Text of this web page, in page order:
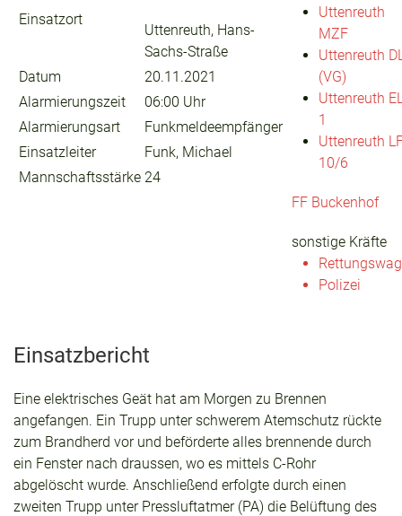
Einsatzort
Uttenreuth, Hans-
Sachs-Straße
Datum
20.11.2021
Alarmierungszeit
06:00 Uhr
Alarmierungsart
Funkmeldeempfänger
Einsatzleiter
Funk, Michael
Mannschaftsstärke 24
Uttenreuth
MZF
Uttenreuth
(VG)
Uttenreuth
1
Uttenreuth
10/6
FF Buckenhof
sonstige Kräfte
Polizei
Einsatzbericht
Eine elektrisches Geät hat am Morgen zu Brennen
angefangen. Ein Trupp unter schwerem Atemschutz rückte
zum Brandherd vor und beförderte alles brennende durch
ein Fenster nach draussen, wo es mittels C-Rohr
abgelöscht wurde. Anschließend erfolgte durch einen
zweiten Trupp unter Pressluftatmer (PA) die Belüftung des